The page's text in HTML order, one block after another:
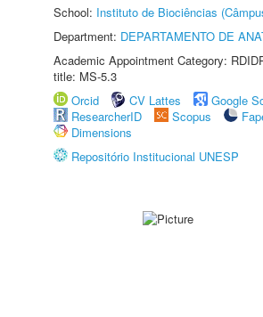
School: Instituto de Biociências
Department: DEPARTAMENTO DE
Academic Appointment Category:
title: MS-5.3
Orcid
CV Lattes
Google
ResearcherID
Scopus
Dimensions
Repositório Institucional UNESP